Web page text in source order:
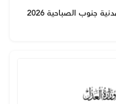
جنوب الصباحية 2026